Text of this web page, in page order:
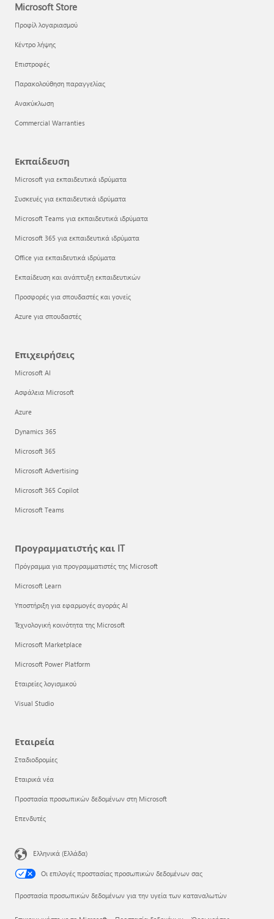
Microsoft Store
Προφίλ λογαριασμού
Κέντρο λήψης
Επιστροφές
Παρακολούθηση παραγγελίας
Ανακύκλωση
Commercial Warranties
Εκπαίδευση
Microsoft για εκπαιδευτικά ιδρύματα
Συσκευές για εκπαιδευτικά ιδρύματα
Microsoft Teams για εκπαιδευτικά ιδρύματα
Microsoft 365 για εκπαιδευτικά ιδρύματα
Office για εκπαιδευτικά ιδρύματα
Εκπαίδευση και ανάπτυξη εκπαιδευτικών
Προσφορές για σπουδαστές και γονείς
Azure για σπουδαστές
Επιχειρήσεις
Microsoft AI
Ασφάλεια Microsoft
Azure
Dynamics 365
Microsoft 365
Microsoft Advertising
Microsoft 365 Copilot
Microsoft Teams
Προγραμματιστής και IT
Πρόγραμμα για προγραμματιστές της Microsoft
Microsoft Learn
Υποστήριξη για εφαρμογές αγοράς AI
Τεχνολογική κοινότητα της Microsoft
Microsoft Marketplace
Microsoft Power Platform
Εταιρείες λογισμικού
Visual Studio
Εταιρεία
Σταδιοδρομίες
Εταιρικά νέα
Προστασία προσωπικών δεδομένων στη Microsoft
Επενδυτές
Ελληνικά (Ελλάδα)
Οι επιλογές προστασίας προσωπικών δεδομένων σας
Προστασία προσωπικών δεδομένων για την υγεία των καταναλωτών